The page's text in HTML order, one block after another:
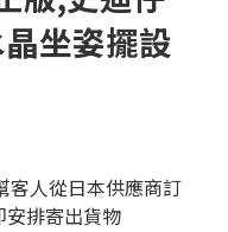
坐姿擺設
客人從日本供應商訂
排寄出貨物